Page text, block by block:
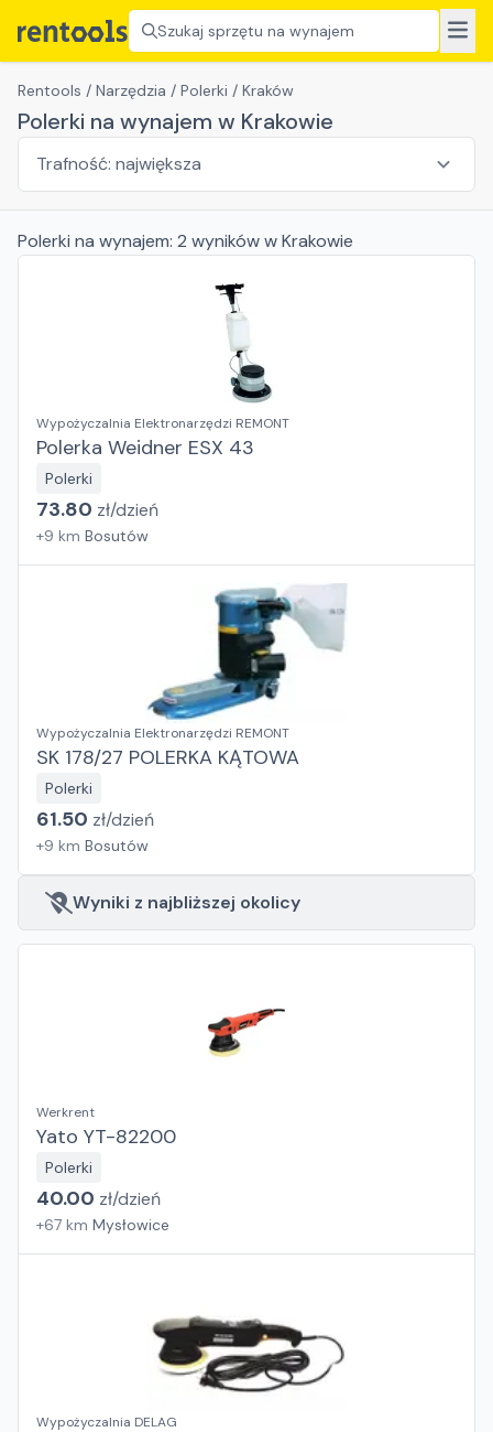
Szukaj sprzętu na wynajem
Rentools / Narzędzia / Polerki / Kraków
Polerki na wynajem w Krakowie
Polerki na wynajem: 2 wynikóww Krakowie
Wypożyczalnia Elektronarzędzi REMONT
Polerka Weidner ESX 43
Polerki
73.80 zł/dzień
+9 km Bosutów
Wypożyczalnia Elektronarzędzi REMONT
SK 178/27 POLERKA KĄTOWA
Polerki
61.50 zł/dzień
+9 km Bosutów
Wyniki z najbliższej okolicy
Werkrent
Yato YT-82200
Polerki
40.00 zł/dzień
+67 km Mysłowice
Wypożyczalnia DELAG